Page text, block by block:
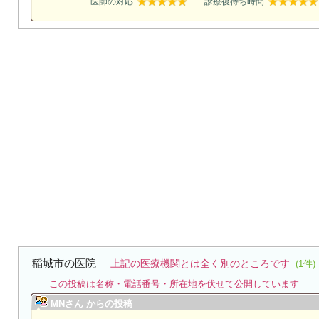
稲城市の医院 上記の医療機関とは全く別のところです (1件)
この投稿は名称・電話番号・所在地を伏せて公開しています
MNさん からの投稿